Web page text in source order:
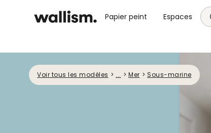
Papier peint Espaces
Voir tous les modèles > ... > Mer > Sous-marine